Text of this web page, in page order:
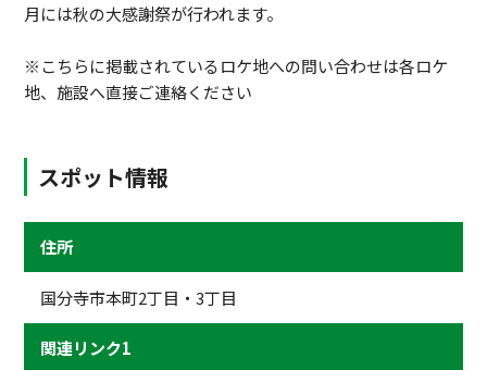
月には秋の大感謝祭が行われます。
※こちらに掲載されているロケ地への問い合わせは各ロケ
地、施設へ直接ご連絡ください
スポット情報
住所
国分寺市本町2丁目・3丁目
関連リンク1